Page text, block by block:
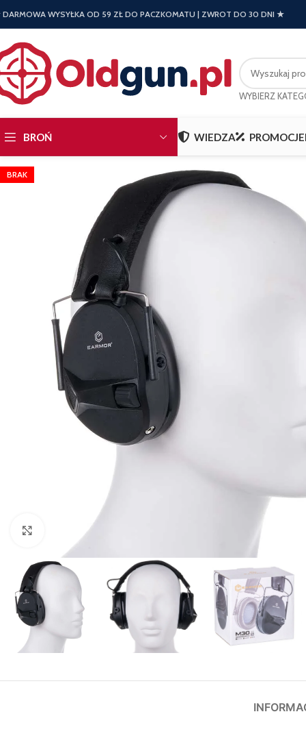
WYSYŁKA OD 59 ZŁ DO PACZKOMATU | ZWROT DO 30 DNI ★
WYBIERZ
BROŃ WIEDZA PROMOCJE
BRAK
Kliknij, aby powiększyć